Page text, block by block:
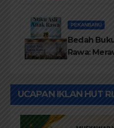
PEKANBARU
Bedah
Rawa:
UCAPAN IKLAN HUT